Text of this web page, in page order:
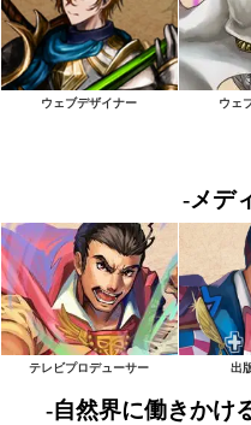
ウェブデザイナー ウェ
-メデ
テレビプロデューサー 出
-自然界に働きかけ